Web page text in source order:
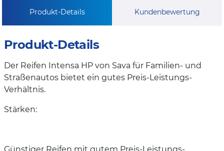
Produkt-Details Kundenbewertung
Produkt-Details
Der Reifen Intensa HP von Sava für Familien- und
Straßenautos bietet ein gutes Preis-Leistungs-
Verhältnis.
Stärken:
Günstiger Reifen mit gutem Preis-Leistungs-